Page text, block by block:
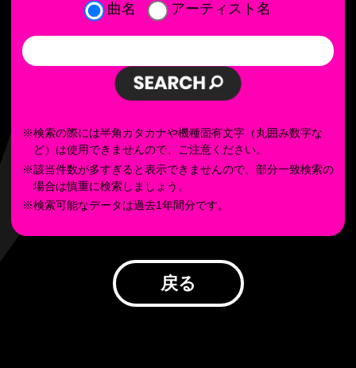
曲名 アーティスト名
※検索の際には半角カタカナや機種固有文字（丸囲み数字な
ど）は使用できませんので、ご注意ください。
※該当件数が多すぎると表示できませんので、部分一致検索の
場合は慎重に検索しましょう。
※検索可能なデータは過去1年間分です。
戻る